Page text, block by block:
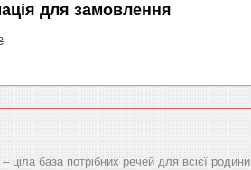
для замовлення
– ціла база потрібних речей для всієї родини